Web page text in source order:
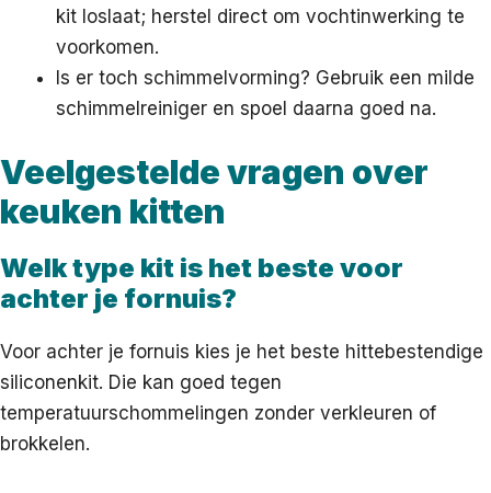
kit loslaat; herstel direct om vochtinwerking te
voorkomen.
Is er toch schimmelvorming? Gebruik een milde
schimmelreiniger en spoel daarna goed na.
Veelgestelde vragen over
keuken kitten
Welk type kit is het beste voor
achter je fornuis?
Voor achter je fornuis kies je het beste hittebestendige
siliconenkit. Die kan goed tegen
temperatuurschommelingen zonder verkleuren of
brokkelen.